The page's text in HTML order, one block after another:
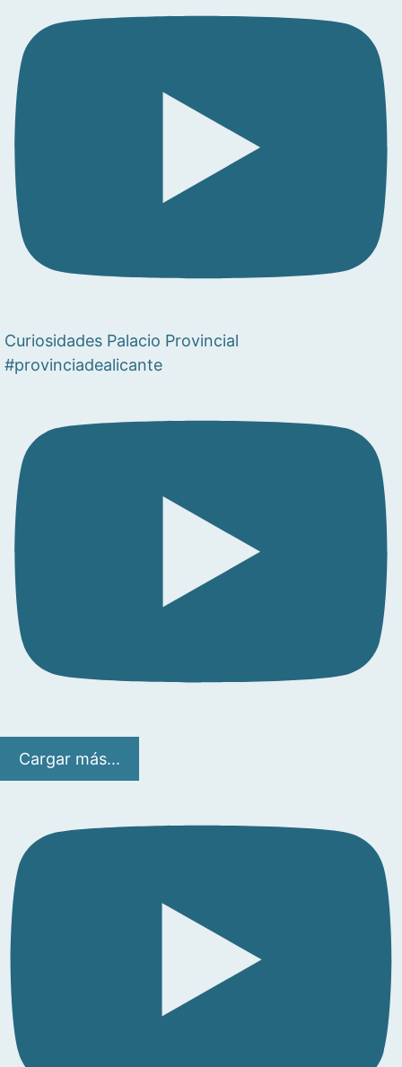
Curiosidades Palacio Provincial
#provinciadealicante
Cargar más...